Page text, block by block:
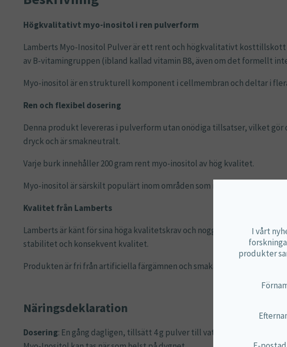
Högkvalitativt myo-inositol i ren pulverform
Lamberts Myo-Inositol Pulver är ett rent och högkvalitativt kosttillskott
av B-vitamingruppen (ibland kallad vitamin B8, även om det formellt
Myo-inositol är en strukturell komponent i cellmembran och deltar i
Ren och flexibel dosering
Denna produkt levereras i pulverform utan onödiga tillsatser, vilket
dryck och är smakneutralt.
Varje burk innehåller 200 gram rent myo-inositol av hög kvalitet.
Myo-inositol är särskilt populärt inom områden som rör kvinnors hälsa
Kvalitet från Lamberts
Lamberts är känt för sina höga kvalitetskrav och noggrant
stabilitet och konsekvent kvalitet.
Produkten är fri från artificiella färgämnen och smakämnen och
Näringsdeklaration
Dosering: En gång dagligen, tillsätt 4 g pulver till vatten eller fruktjuice
I vårt
produkter